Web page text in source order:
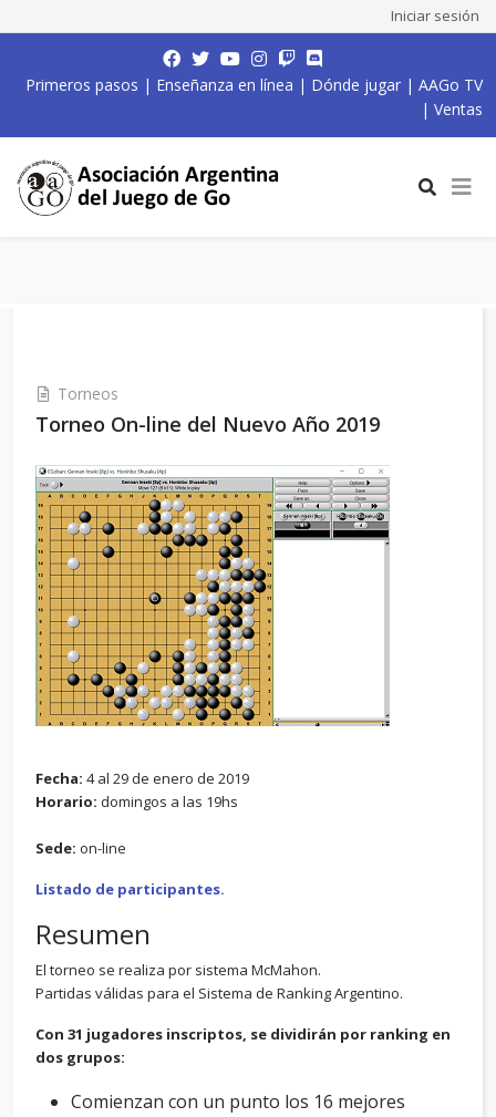
Iniciar sesión
Primeros pasos | Enseñanza en línea | Dónde jugar | AAGo TV
| Ventas
Torneos
Torneo On-line del Nuevo Año 2019
Fecha: 4 al 29 de enero de 2019
Horario: domingos a las 19hs
Sede: on-line
Listado de participantes.
Resumen
El torneo se realiza por sistema McMahon.
Partidas válidas para el Sistema de Ranking Argentino.
Con 31 jugadores inscriptos, se dividirán por ranking en
dos grupos:
Comienzan con un punto los 16 mejores